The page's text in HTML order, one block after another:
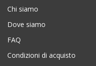
Chi siamo
Dove siamo
FAQ
Condizioni di acquisto